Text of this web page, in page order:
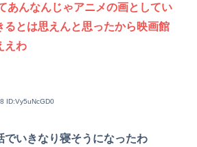
あんなんじゃアニメの画としてい
るとは思えんと思ったから映画館
えわ
ID:Vy5uNcGD0
でいきなり寝そうになったわ